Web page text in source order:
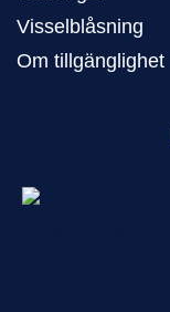
Visselblåsning
Om tillgänglighet